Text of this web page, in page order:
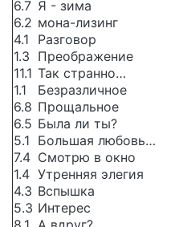
6.7 Я - зима
6.2 мона-лизинг
4.1
Разговор
1.3 Преображение
11.1 Так странно…
1.1
Безразличное
6.8 Прощальное
6.5 Была ли ты?
5.1 Большая любовь…
7.4 Смотрю в окно
1.4 Утренняя элегия
4.3 Вспышка
5.3 Интерес